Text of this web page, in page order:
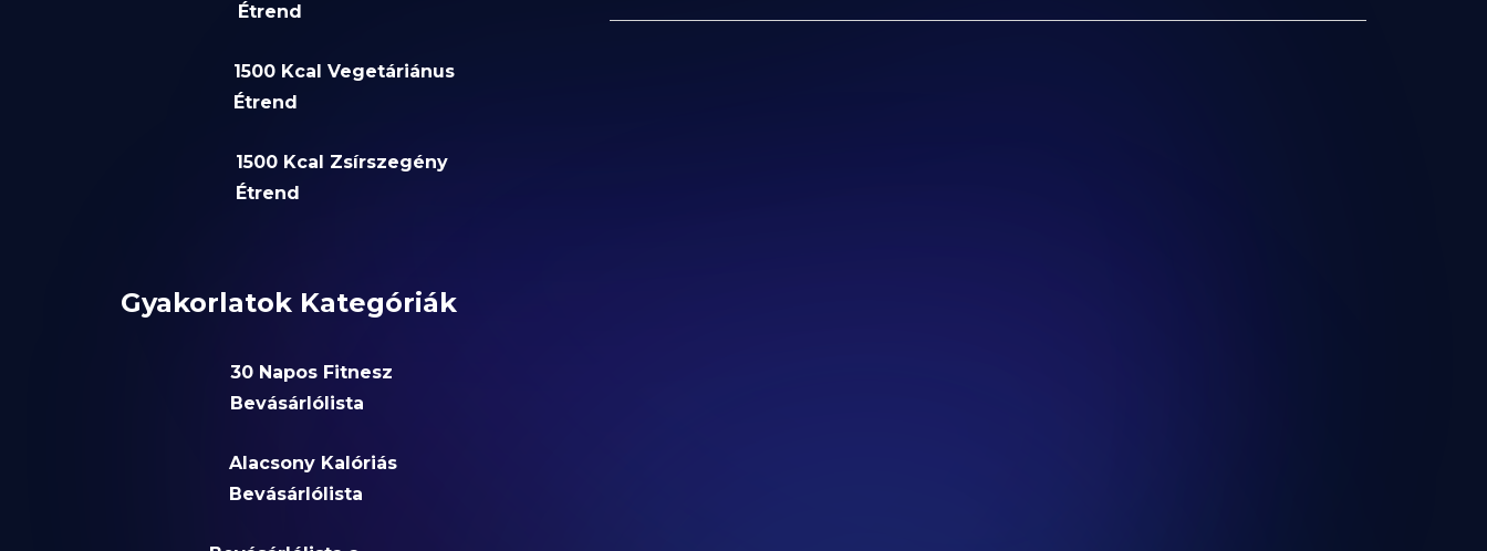
Étrend
1500 Kcal Vegetáriánus
Étrend
1500 Kcal Zsírszegény
Étrend
Gyakorlatok Kategóriák
30 Napos Fitnesz
Bevásárlólista
Alacsony Kalóriás
Bevásárlólista